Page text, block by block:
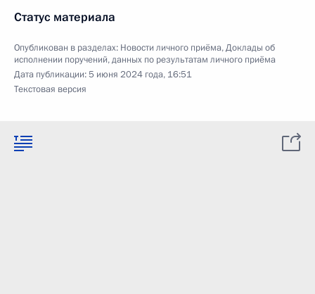
Статус материала
Опубликован в разделах: Новости личного приёма,Доклады об
исполнении поручений, данных по результатам личного приёма
Дата публикации:5 июня 2024 года, 16:51
Текстовая версия